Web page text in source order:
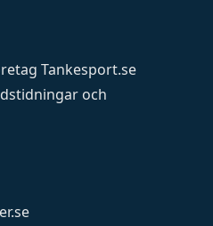
Tankesport.se
och